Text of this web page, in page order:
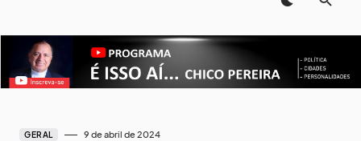
GERAL 9 de abril de 2024